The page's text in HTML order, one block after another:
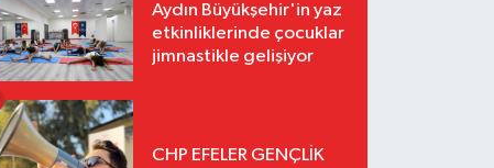
Aydın Büyükşehir'in yaz
etkinliklerinde çocuklar
jimnastikle gelişiyor
CHP EFELER GENÇLİK